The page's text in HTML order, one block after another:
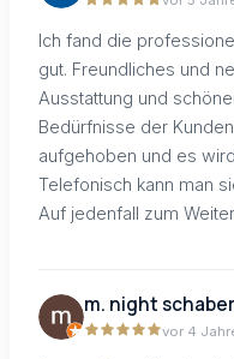
Ich fand die
gut. Freundliches und
Ausstattung und
Bedürfnisse der
aufgehoben und es
Telefonisch kann man
Auf jedenfall zum
m. night
vor 4